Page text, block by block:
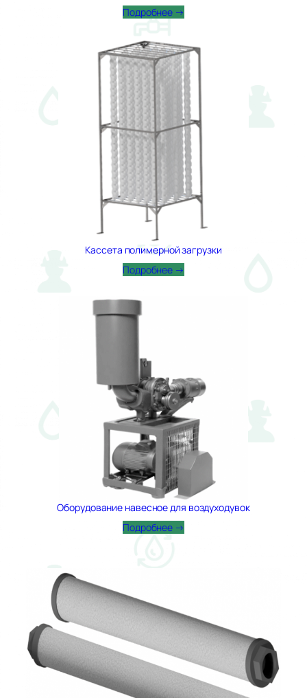
Подробнее →
Кассета полимерной загрузки
Подробнее →
Оборудование навесное для воздуходувок
Подробнее →